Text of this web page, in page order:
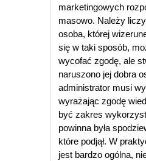
marketingowych
masowo. Należy
osoba, której
się w taki sposób,
wycofać zgodę, ale
naruszono jej dobra
administrator musi
wyrażając zgodę
być zakres
powinna była
które podjął. W
jest bardzo ogólna,